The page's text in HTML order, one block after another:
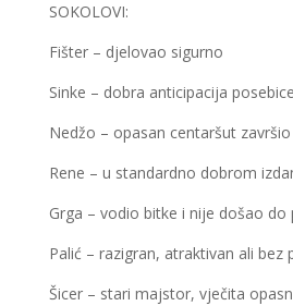
SOKOLOVI:
Fišter – djelovao sigurno
Sinke – dobra anticipacija
Nedžo – opasan centaršut
Rene – u standardno dobrom
Grga – vodio bitke i nije došao do
Palić – razigran, atraktivan ali bez
Šicer – stari majstor, vječita